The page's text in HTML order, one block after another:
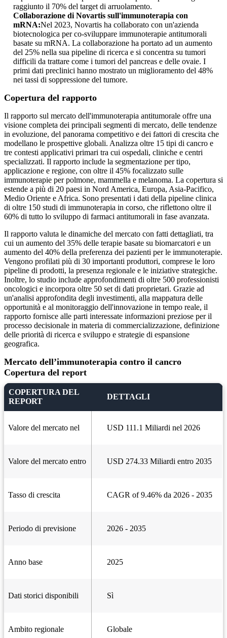
raggiunto il 70% del target di arruolamento.
Collaborazione di Novartis sull'immunoterapia con
mRNA:Nel 2023, Novartis ha collaborato con un'azienda
biotecnologica per co-sviluppare immunoterapie antitumorali
basate su mRNA. La collaborazione ha portato ad un aumento
del 25% nella sua pipeline di ricerca e si concentra su tumori
difficili da trattare come i tumori del pancreas e delle ovaie. I
primi dati preclinici hanno mostrato un miglioramento del 48%
nei tassi di soppressione del tumore.
Copertura del rapporto
Il rapporto sul mercato dell'immunoterapia antitumorale offre una
visione completa dei principali segmenti di mercato, delle tendenze
in evoluzione, del panorama competitivo e dei fattori di crescita che
modellano le prospettive globali. Analizza oltre 15 tipi di cancro e
tre contesti applicativi primari tra cui ospedali, cliniche e centri
specializzati. Il rapporto include la segmentazione per tipo,
applicazione e regione, con oltre il 45% focalizzato sulle
immunoterapie per polmone, mammella e melanoma. La copertura si
estende a più di 20 paesi in Nord America, Europa, Asia-Pacifico,
Medio Oriente e Africa. Sono presentati i dati della pipeline clinica
di oltre 150 studi di immunoterapia in corso, che riflettono oltre il
60% di tutto lo sviluppo di farmaci antitumorali in fase avanzata.
Il rapporto valuta le dinamiche del mercato con fatti dettagliati, tra
cui un aumento del 35% delle terapie basate su biomarcatori e un
aumento del 40% della preferenza dei pazienti per le immunoterapie.
Vengono profilati più di 30 importanti produttori, comprese le loro
pipeline di prodotti, la presenza regionale e le iniziative strategiche.
Inoltre, lo studio include approfondimenti di oltre 500 professionisti
oncologici e incorpora oltre 50 set di dati proprietari. Grazie ad
un'analisi approfondita degli investimenti, alla mappatura delle
opportunità e al monitoraggio dell'innovazione in tempo reale, il
rapporto fornisce alle parti interessate informazioni preziose per il
processo decisionale in materia di commercializzazione, definizione
delle priorità di ricerca e sviluppo e strategie di espansione
geografica.
Mercato dell’immunoterapia contro il cancro
Copertura del report
COPERTURA DEL
REPORT
DETTAGLI
Valore del mercato nel USD 111.1 Miliardi nel 2026
Valore del mercato entro USD 274.33 Miliardi entro 2035
Tasso di crescita CAGR of 9.46% da 2026 - 2035
Periodo di previsione 2026 - 2035
Anno base 2025
Dati storici disponibili Sì
Ambito regionale Globale